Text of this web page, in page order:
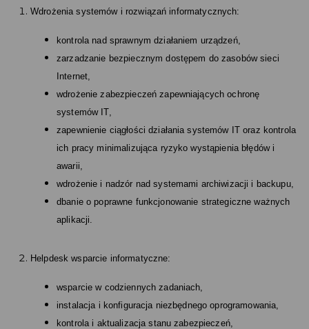
Wdrożenia systemów i rozwiązań informatycznych:
kontrola nad sprawnym działaniem urządzeń,
zarzadzanie bezpiecznym dostępem do zasobów sieci
Internet,
wdrożenie zabezpieczeń zapewniających ochronę
systemów IT,
zapewnienie ciągłości działania systemów IT oraz kontrola
ich pracy minimalizująca ryzyko wystąpienia błędów i
awarii,
wdrożenie i nadzór nad systemami archiwizacji i backupu,
dbanie o poprawne funkcjonowanie strategiczne ważnych
aplikacji.
Helpdesk wsparcie informatyczne:
wsparcie w codziennych zadaniach,
instalacja i konfiguracja niezbędnego oprogramowania,
kontrola i aktualizacja stanu zabezpieczeń,